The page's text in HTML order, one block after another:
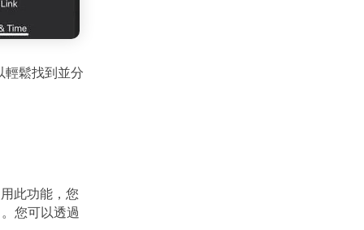
輕鬆找到並分
此功能，您
您可以透過